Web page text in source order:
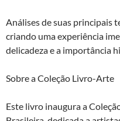
Análises de suas principais
criando uma experiência
delicadeza e a importância
Sobre a Coleção Livro-Arte
Este livro inaugura a